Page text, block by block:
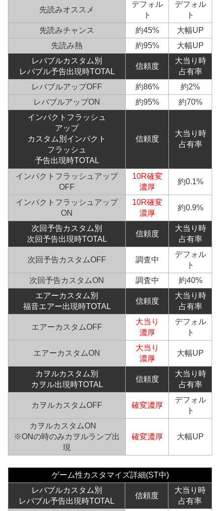
先読みオススメ
デフォル
ト
デフォル
ト
先読みチャンス
約45%
大幅UP
先読み熱
約95%
大幅UP
レバブルカスタム別
レバブル予告出現時TOTAL
信頼度
大当り時
占有率
レバブルアップOFF
約86%
約2%
レバブルアップON
約95%
約70%
インパクト フラッシュ
アップ
カスタム別インパクト
フラッシュ
予告出現時TOTAL
信頼度
大当り時
占有率
インパクトフラッシュアップ
OFF
10R確変
濃厚
約0.1%
インパクトフラッシュアップ
ON
10R確変
濃厚
約0.9%
次回予告カスタム別
次回予告出現時TOTAL
信頼度
大当り時
占有率
次回予告カスタムOFF 調査中
デフォル
ト
次回予告カスタムON
調査中
約40%
エアーカスタム別
福音エアー出現時TOTAL
信頼度
大当り時
占有率
エアーカスタムOFF
大当り
濃厚
デフォル
ト
エアーカスタムON
大当り
濃厚
大幅UP
カヲルカスタム別
カヲル出現時TOTAL
信頼度
大当り時
占有率
カヲルカスタムOFF 確変濃厚
デフォル
ト
カヲルカスタムON
※ONの時のみカヲルランプ出
現
確変濃厚 大幅UP
ゲーム性カスタマイズ詳細(ST中)
レバブルカスタム別
レバブル予告出現時TOTAL
信頼度
大当り時
占有率